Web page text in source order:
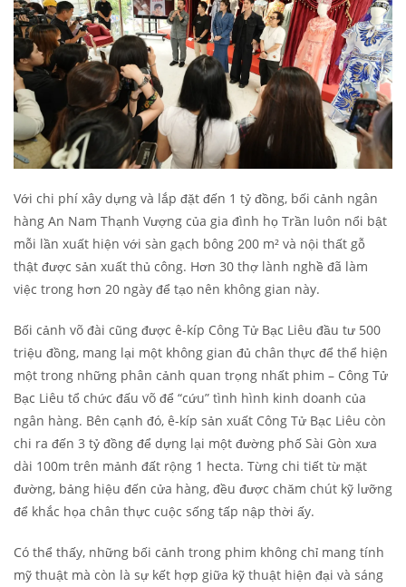
Với chi phí xây dựng và lắp đặt đến 1 tỷ đồng, bối cảnh ngân
hàng An Nam Thạnh Vượng của gia đình họ Trần luôn nổi bật
mỗi lần xuất hiện với sàn gạch bông 200 m² và nội thất gỗ
thật được sản xuất thủ công. Hơn 30 thợ lành nghề đã làm
việc trong hơn 20 ngày để tạo nên không gian này.
Bối cảnh võ đài cũng được ê-kíp Công Tử Bạc Liêu đầu tư 500
triệu đồng, mang lại một không gian đủ chân thực để thể hiện
một trong những phân cảnh quan trọng nhất phim – Công Tử
Bạc Liêu tổ chức đấu võ để “cứu” tình hình kinh doanh của
ngân hàng. Bên cạnh đó, ê-kíp sản xuất Công Tử Bạc Liêu còn
chi ra đến 3 tỷ đồng để dựng lại một đường phố Sài Gòn xưa
dài 100m trên mảnh đất rộng 1 hecta. Từng chi tiết từ mặt
đường, bảng hiệu đến cửa hàng, đều được chăm chút kỹ lưỡng
để khắc họa chân thực cuộc sống tấp nập thời ấy.
Có thể thấy, những bối cảnh trong phim không chỉ mang tính
mỹ thuật mà còn là sự kết hợp giữa kỹ thuật hiện đại và sáng